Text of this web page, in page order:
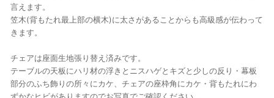
言えます。
笠木(背もたれ最上部の横木)に太さがあることからも高級感が伝わって
きます。
チェアは座面生地張り替え済みです。
テーブルの天板にハリ材の浮きとニスハゲとキズと少しの反り・幕板
部分のふち飾りの所々にカケ、チェアの座枠角にカケ・背もたれにわ